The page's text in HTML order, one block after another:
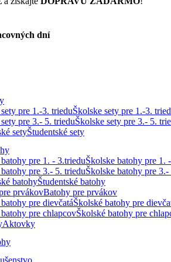
dní
Školske sety pre 1.-3.
Školske sety pre 3.- 5.
Študentské sety
Školske batohy pre 1.
Školske batohy pre 3.-
Študentské batohy
Batohy pre prvákov
Školské batohy pre
Školské batohy pre
Aktovky